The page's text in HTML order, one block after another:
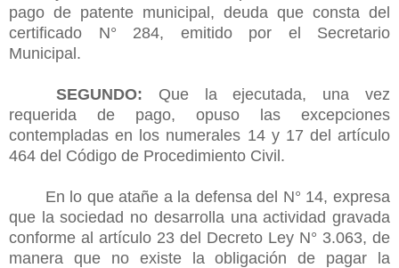
pago de patente municipal, deuda que consta del
certificado N° 284, emitido por el Secretario
Municipal.
SEGUNDO: Que la ejecutada, una vez
requerida de pago, opuso las excepciones
contempladas en los numerales 14 y 17 del artículo
464 del Código de Procedimiento Civil.
En lo que atañe a la defensa del N° 14, expresa
que la sociedad no desarrolla una actividad gravada
conforme al artículo 23 del Decreto Ley N° 3.063, de
manera que no existe la obligación de pagar la